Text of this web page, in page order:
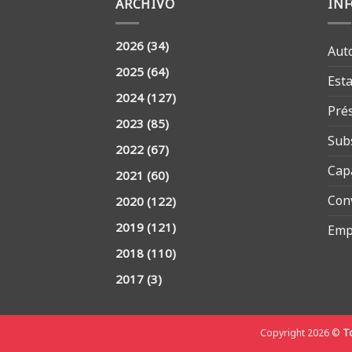
2026(34)
2025(64)
2024(127)
2023(85)
2022(67)
2021 (60)
2020(122)
2019(121)
2018(110)
2017(3)
Copyright 2026 ©